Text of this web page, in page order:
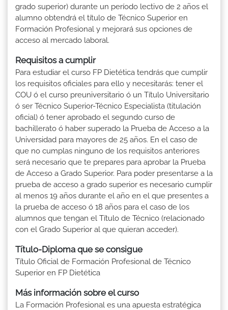
grado superior) durante un período lectivo de 2 años el
alumno obtendrá el título de Técnico Superior en
Formación Profesional y mejorará sus opciones de
acceso al mercado laboral.
Requisitos a cumplir
Para estudiar el curso FP Dietética tendrás que cumplir
los requisitos oficiales para ello y necesitarás: tener el
COU ó el curso preuniversitario ó un Título Universitario
ó ser Técnico Superior-Técnico Especialista (titulación
oficial) ó tener aprobado el segundo curso de
bachillerato ó haber superado la Prueba de Acceso a la
Universidad para mayores de 25 años. En el caso de
que no cumplas ninguno de los requisitos anteriores
será necesario que te prepares para aprobar la Prueba
de Acceso a Grado Superior. Para poder presentarse a la
prueba de acceso a grado superior es necesario cumplir
al menos 19 años durante el año en el que presentes a
la prueba de acceso ó 18 años para el caso de los
alumnos que tengan el Título de Técnico (relacionado
con el Grado Superior al que quieran acceder).
Título-Diploma que se consigue
Título Oficial de Formación Profesional de Técnico
Superior en FP Dietética
Más información sobre el curso
La Formación Profesional es una apuesta estratégica